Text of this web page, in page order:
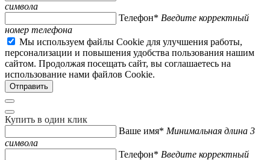
символа
Телефон* Введите корректный
номер телефона
Мы используем файлы Cookie для улучшения работы,
персонализации и повышения удобства пользования нашим
сайтом. Продолжая посещать сайт, вы соглашаетесь на
использование нами файлов Cookie.
Купить в один клик
Ваше имя* Минимальная длина 3
символа
Телефон* Введите корректный